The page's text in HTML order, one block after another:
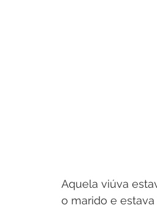
Aquela viúva
o marido e